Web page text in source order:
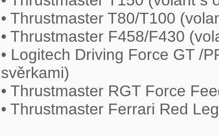
• Thrustmaster T80/T100
• Thrustmaster F458/F430
• Logitech Driving Force GT /
svěrkami)
• Thrustmaster RGT Force
• Thrustmaster Ferrari Red